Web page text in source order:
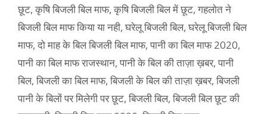
छूट, कृषि बिजली बिल माफ, कृषि बिजली बिल में छूट, गहलोत ने
बिजली बिल माफ किया या नही, घरेलू बिजली बिल, घरेलू बिजली बिल
माफ, दो माह के बिल बिजली बिल माफ, पानी का बिल माफ 2020,
पानी का बिल माफ राजस्थान, पानी के बिल की ताज़ा ख़बर, पानी
बिल, बिजली का बिल माफ, बिजली के बिल की ताज़ा ख़बर, बिजली
पानी के बिलों पर मिलेगी पर छूट, बिजली बिल, बिजली बिल छूट की